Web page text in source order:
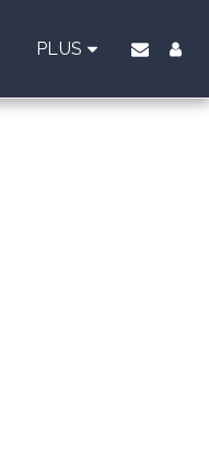
PLUS